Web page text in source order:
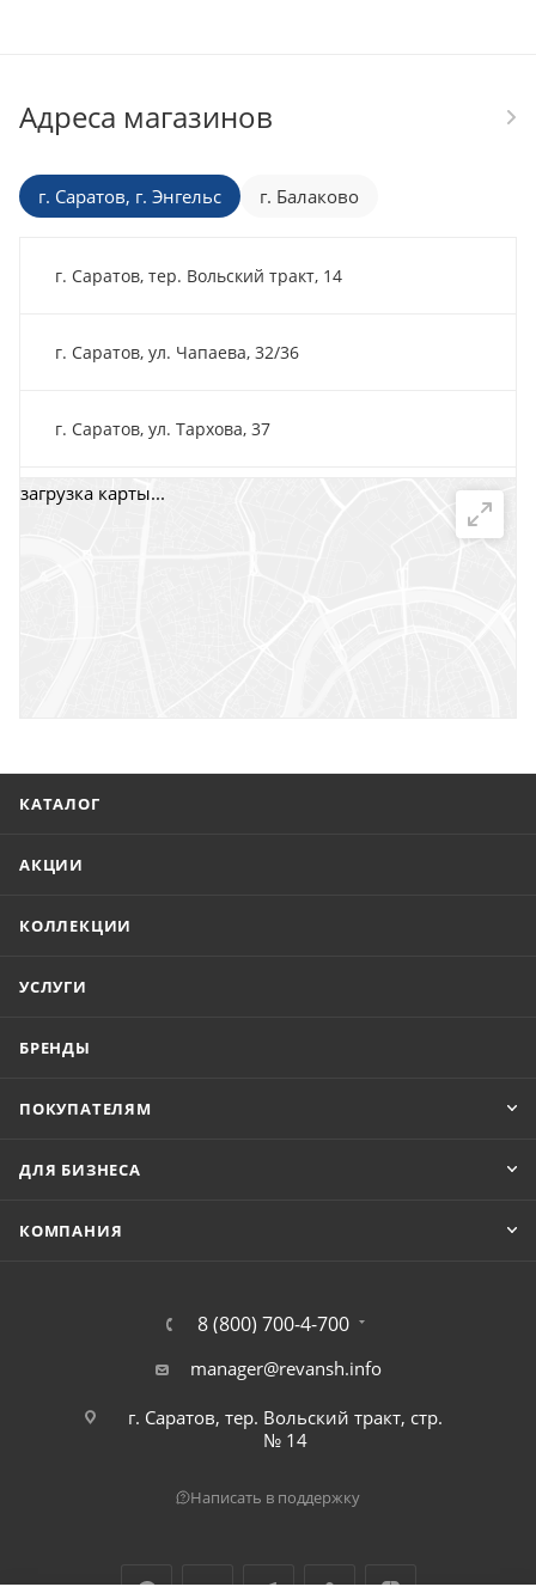
Адреса магазинов
г. Саратов, г. Энгельс г. Балаково
г. Саратов, тер. Вольский тракт, 14
г. Саратов, ул. Чапаева, 32/36
г. Саратов, ул. Тархова, 37
г. Саратов, пр-т. 50 лет Октября, 118Д, помещ. 15
загрузка карты...
КАТАЛОГ
АКЦИИ
КОЛЛЕКЦИИ
УСЛУГИ
БРЕНДЫ
ПОКУПАТЕЛЯМ
ДЛЯ БИЗНЕСА
КОМПАНИЯ
8 (800) 700-4-700
manager@revansh.info
г. Саратов, тер. Вольский тракт, стр.
№ 14
Написать в поддержку